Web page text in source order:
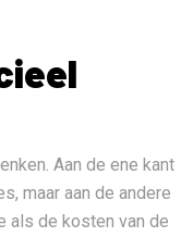
Aan de ene kant
maar aan de andere
als de kosten van de